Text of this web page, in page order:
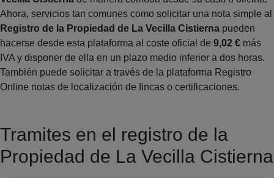
Ahora, servicios tan comunes como solicitar una nota simple al
Registro de la Propiedad de La Vecilla Cistierna pueden
hacerse desde esta plataforma al coste oficial de 9,02 € más
IVA y disponer de ella en un plazo medio inferior a dos horas.
También puede solicitar a través de la plataforma Registro
Online notas de localización de fincas o certificaciones.
Tramites en el registro de la
Propiedad de La Vecilla Cistierna